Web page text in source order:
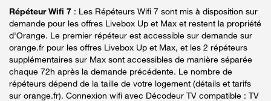
Répéteur Wifi 7 : Les Répéteurs Wifi 7 sont mis à disposition sur
demande pour les offres Livebox Up et Max et restent la propriété
d'Orange. Le premier répéteur est accessible sur demande sur
orange.fr pour les offres Livebox Up et Max, et les 2 répéteurs
supplémentaires sur Max sont accessibles de manière séparée
chaque 72h après la demande précédente. Le nombre de
répéteurs dépend de la taille de votre logement (détails et tarifs
sur orange.fr). Connexion wifi avec Décodeur TV compatible : TV